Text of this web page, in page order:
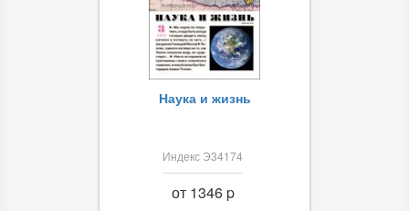
Наука и жизнь
Индекс Э34174
от 1346 p